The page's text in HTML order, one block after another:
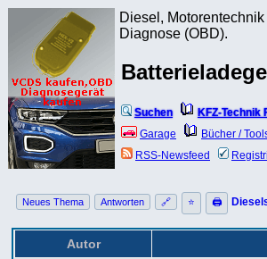
Diesel,
Diagnose (OBD).
Suchen KFZ-Technik
Garage
Bücher /
RSS-Newsfeed
Neues Thema Antworten 🔗 ⭐ 🖨
Autor